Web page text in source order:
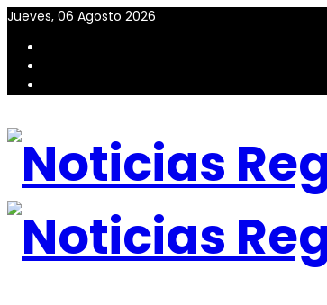
Jueves, 06 Agosto 2026